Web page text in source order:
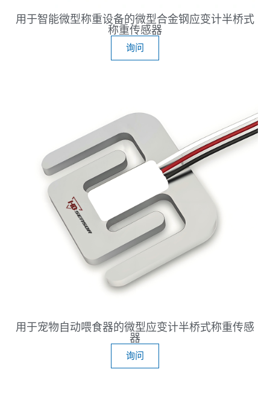
用于智能微型称重设备的微型合金钢应变计半桥式
称重传感器
询问
用于宠物自动喂食器的微型应变计半桥式称重传感
器
询问